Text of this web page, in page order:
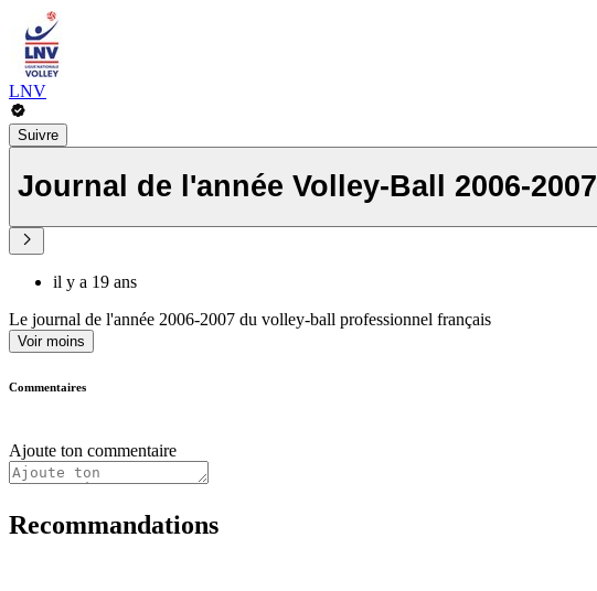
LNV
Suivre
Journal de l'année Volley-Ball 2006-2007
il y a 19 ans
Le journal de l'année 2006-2007 du volley-ball professionnel français
Voir moins
Commentaires
Ajoute ton commentaire
Recommandations